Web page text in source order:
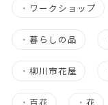
・ ワークショップ
・ 暮らしの品
・ 柳川市花屋
・ 百花 ・花